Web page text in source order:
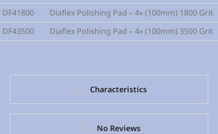
DF41800
Diaflex Polishing Pad – 4» (100mm) 1800 Grit
DF43500
Diaflex Polishing Pad – 4» (100mm) 3500 Grit
Characteristics
No Reviews